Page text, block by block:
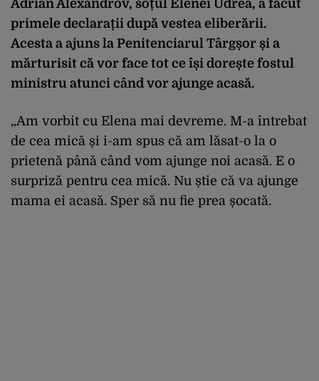
Adrian Alexandrov, soțul Elenei Udrea, a făcut
primele declarații după vestea eliberării.
Acesta a ajuns la Penitenciarul Târgșor și a
mărturisit că vor face tot ce își dorește fostul
ministru atunci când vor ajunge acasă.
„Am vorbit cu Elena mai devreme. M-a întrebat
de cea mică și i-am spus că am lăsat-o la o
prietenă până când vom ajunge noi acasă. E o
surpriză pentru cea mică. Nu știe că va ajunge
mama ei acasă. Sper să nu fie prea șocată.